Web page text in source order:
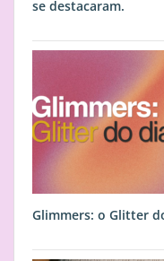
se destacaram.
Glimmers: o Glitter